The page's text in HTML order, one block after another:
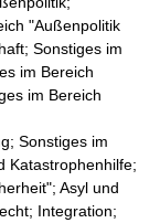
"Außenpolitik
Sonstiges im
im Bereich
im Bereich
Sonstiges im
Katastrophenhilfe;
Asyl und
Integration;